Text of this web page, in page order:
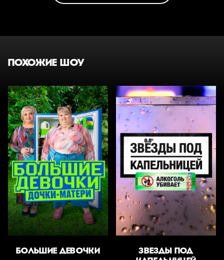
ПОХОЖИЕ ШОУ
БОЛЬШИЕ ДЕВОЧКИ
ЗВЕЗДЫ ПОД